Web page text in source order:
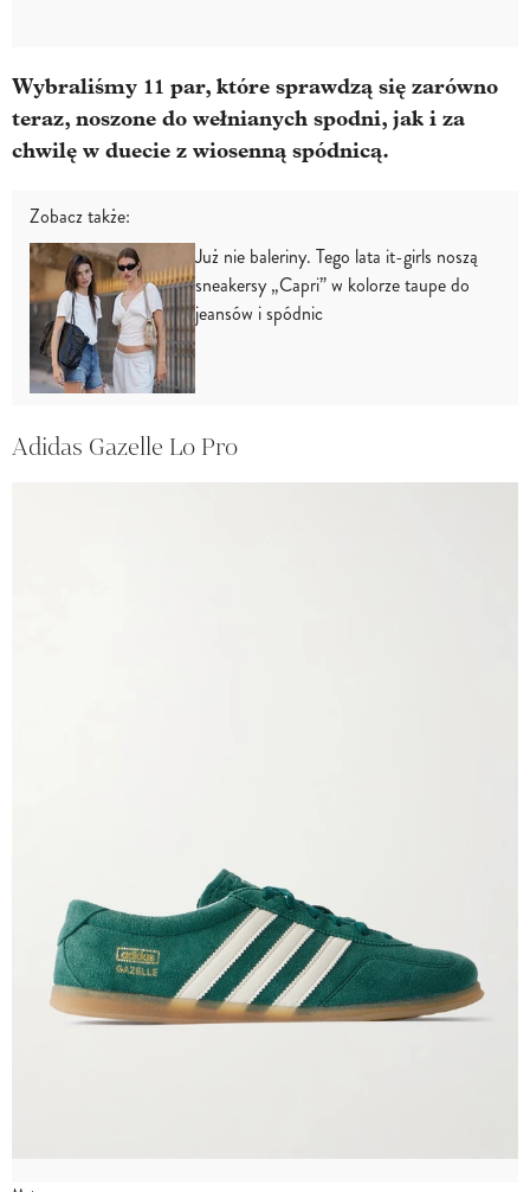
Wybraliśmy 11 par, które sprawdzą się zarówno
teraz, noszone do wełnianych spodni, jak i za
chwilę w duecie z wiosenną spódnicą.
Zobacz także:
Już nie baleriny. Tego lata it-girls noszą
sneakersy „Capri” w kolorze taupe do
jeansów i spódnic
Adidas Gazelle Lo Pro